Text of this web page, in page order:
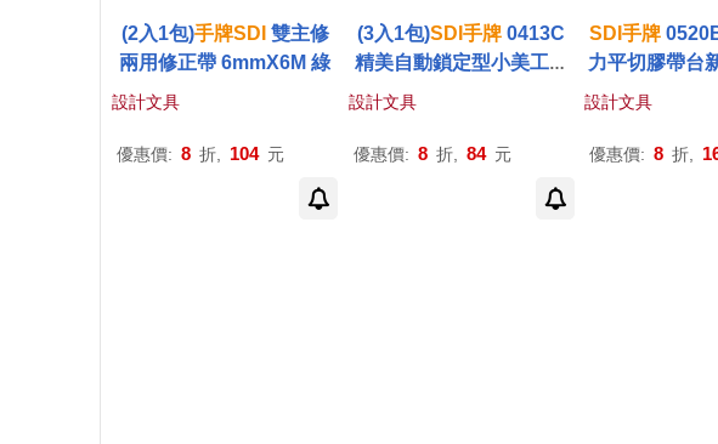
(2入1包)手牌SDI 雙主修
兩用修正帶 6mmX6M 綠
設計文具
優惠價: 8 折, 104 元
(3入1包)SDI手牌 0413C
精美自動鎖定型小美工刀
設計文具
優惠價: 8 折, 84 元
SDI 手牌
力平切膠帶台
設計文具
優惠價: 8 折,